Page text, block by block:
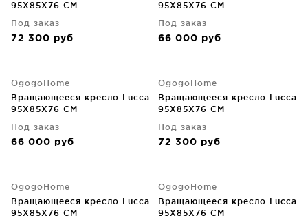
95X85X76 CM
Под заказ
72 300 руб
95X85X76 CM
Под заказ
66 000 руб
OgogoHome
Вращающееся кресло Lucca
95X85X76 CM
Под заказ
66 000 руб
OgogoHome
Вращающееся кресло Lucca
95X85X76 CM
Под заказ
72 300 руб
OgogoHome
Вращающееся кресло Lucca
95X85X76 CM
OgogoHome
Вращающееся кресло Lucca
95X85X76 CM